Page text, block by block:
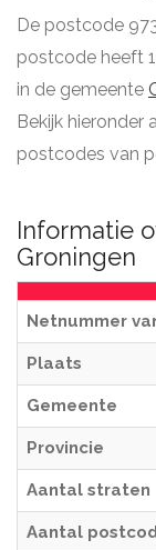
De postcode
postcode heeft
in de gemeente
Bekijk hieronder
postcodes van
Informatie
Groningen
Netnummer
Plaats
Gemeente
Provincie
Aantal straten
Aantal